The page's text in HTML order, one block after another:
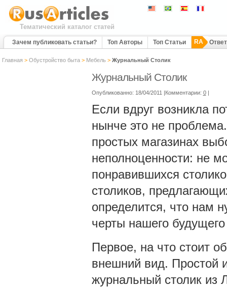
Тематический каталог статей
Зачем публиковать статьи? Топ Авторы Топ Статьи RA
Главная > Обустройство быта> Мебель > Журнальный Столик
Журнальный Столик
Опубликованно: 18/04/2011 |Комментарии: 0|
Если вдруг возникла
нынче это не
простых магазинах
неполноценности: не
понравившихся
столиков,
определится, что нам
черты нашего
Первое, на что стоит
внешний вид. Простой
журнальный столик